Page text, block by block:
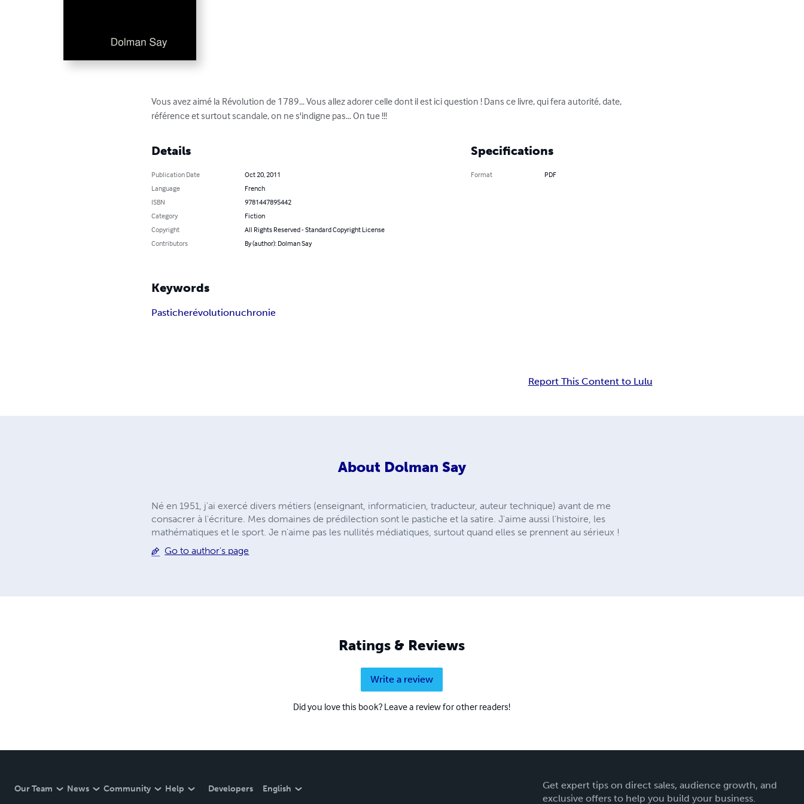
Vous avez aimé la Révolution de 1789... Vous allez adorer celle dont il est ici question ! Dans ce livre, qui fera autorité, date,
référence et surtout scandale, on ne s'indigne pas... On tue !!!
Details
Publication Date
Oct 20, 2011
Language
French
ISBN
9781447895442
Category
Fiction
Copyright
All Rights Reserved - Standard Copyright License
Contributors
By (author): Dolman Say
Specifications
Format PDF
Keywords
Pasticherévolutionuchronie
Report This Content to Lulu
About Dolman Say
Né en 1951, j'ai exercé divers métiers (enseignant, informaticien, traducteur, auteur technique) avant de me
consacrer à l'écriture. Mes domaines de prédilection sont le pastiche et la satire. J'aime aussi l'histoire, les
mathématiques et le sport. Je n'aime pas les nullités médiatiques, surtout quand elles se prennent au sérieux !
Go to author's page
Ratings & Reviews
Write a review
Did you love this book? Leave a review for other readers!
Our Team News Community Help Developers English
Get expert tips on direct sales, audience growth, and
exclusive offers to help you build your business.